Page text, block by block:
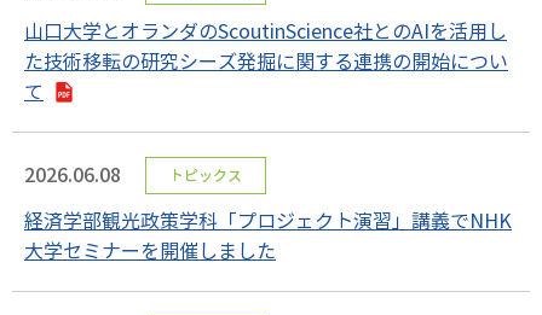
山口大学とオランダのScoutinScience社とのAIを活用し
た技術移転の研究シーズ発掘に関する連携の開始につい
て
2026.06.08 トピックス
経済学部観光政策学科「プロジェクト演習」講義でNHK
大学セミナーを開催しました